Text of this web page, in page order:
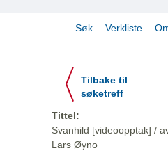
Søk Verkliste
Tilbake til
søketreff
Tittel:
Svanhild [videoopptak] /
Lars Øyno